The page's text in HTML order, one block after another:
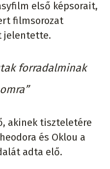
első képsorait,
filmsorozat
jelentette.
forradalminak
akinek tiszteletére
és Oklou a
adta elő.